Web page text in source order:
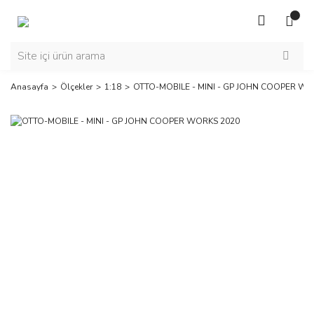
Anasayfa Ölçekler 1:18 OTTO-MOBILE - MINI - GP JOHN COOPER